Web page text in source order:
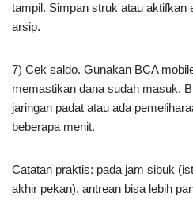
tampil. Simpan struk atau aktifkan
arsip.
7) Cek saldo. Gunakan BCA
memastikan dana sudah masuk.
jaringan padat atau ada
beberapa menit.
Catatan praktis: pada jam sibuk
akhir pekan), antrean bisa lebih